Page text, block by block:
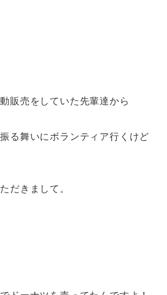
販売をしていた先輩達から
る舞いにボランティア行くけど
だきまして。